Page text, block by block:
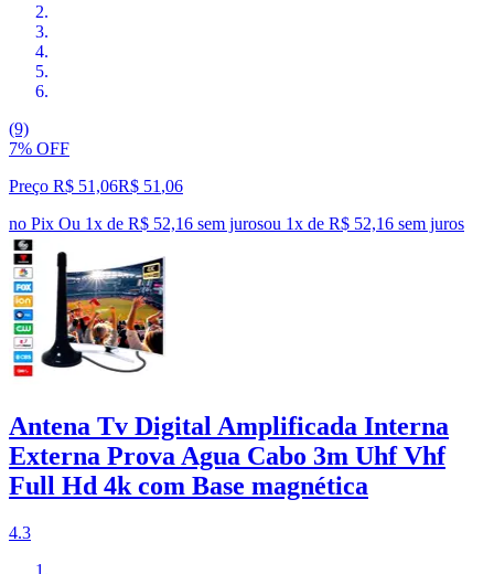
(9)
7% OFF
Preço R$ 51,06R$ 51 ,06
no Pix Ou 1x de R$ 52,16 sem jurosou 1x de R$ 52,16 sem juros
Antena Tv Digital Amplificada Interna
Externa Prova Agua Cabo 3m Uhf Vhf
Full Hd 4k com Base magnética
4.3